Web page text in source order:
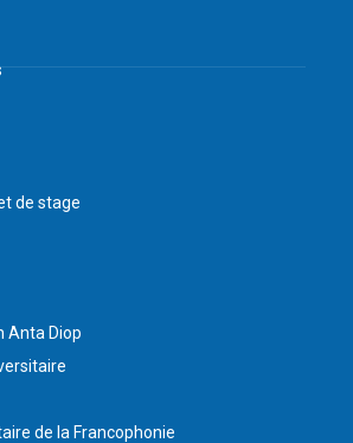
de stage
Anta Diop
de la Francophonie